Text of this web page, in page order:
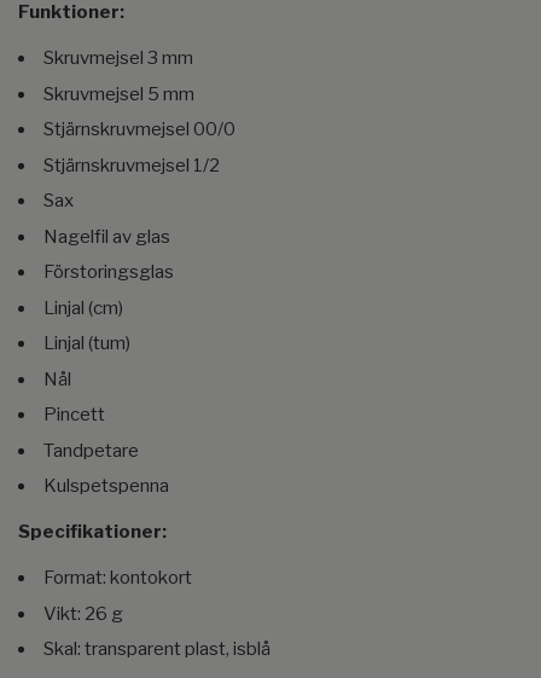
Funktioner:
Skruvmejsel 3 mm
Skruvmejsel 5 mm
Stjärnskruvmejsel 00/0
Stjärnskruvmejsel 1/2
Sax
Nagelfil av glas
Förstoringsglas
Linjal (cm)
Linjal (tum)
Nål
Pincett
Tandpetare
Kulspetspenna
Specifikationer:
Format: kontokort
Vikt: 26 g
Skal: transparent plast, isblå